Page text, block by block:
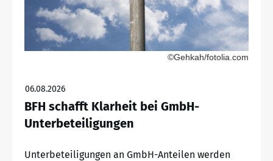
©Gehkah/fotolia.com
06.08.2026
BFH schafft Klarheit bei GmbH-
Unterbeteiligungen
Unterbeteiligungen an GmbH-Anteilen werden